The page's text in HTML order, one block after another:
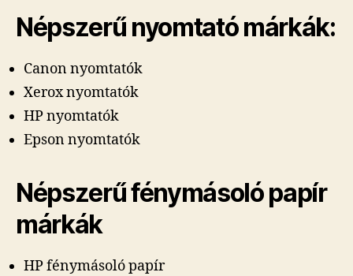
Népszerű nyomtató márkák:
Canon nyomtatók
Xerox nyomtatók
HP nyomtatók
Epson nyomtatók
Népszerű fénymásoló papír
márkák
HP fénymásoló papír